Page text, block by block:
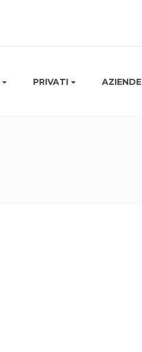
PRIVATI AZIENDE